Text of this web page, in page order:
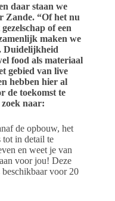
daar staan we
Zande. “Of het nu
of een
maken we
Duidelijkheid
food als materiaal
gebied van live
hebben hier al
de toekomst te
naar:
de opbouw, het
tot in detail te
en weet je van
voor jou! Deze
voor 20